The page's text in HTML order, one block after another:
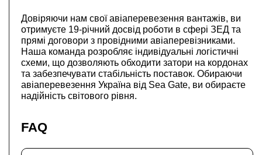
Довіряючи нам свої авіаперевезення вантажів, ви
отримуєте 19-річний досвід роботи в сфері ЗЕД та
прямі договори з провідними авіаперевізниками.
Наша команда розробляє індивідуальні логістичні
схеми, що дозволяють обходити затори на кордонах
та забезпечувати стабільність поставок. Обираючи
авіаперевезення Україна від Sea Gate, ви обираєте
надійність світового рівня.
FAQ